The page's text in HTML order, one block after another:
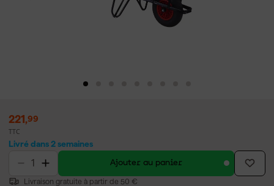
221,99
TTC
Livré dans 2 semaines
Ajouter au panier
Livraison gratuite à partir de 50 €